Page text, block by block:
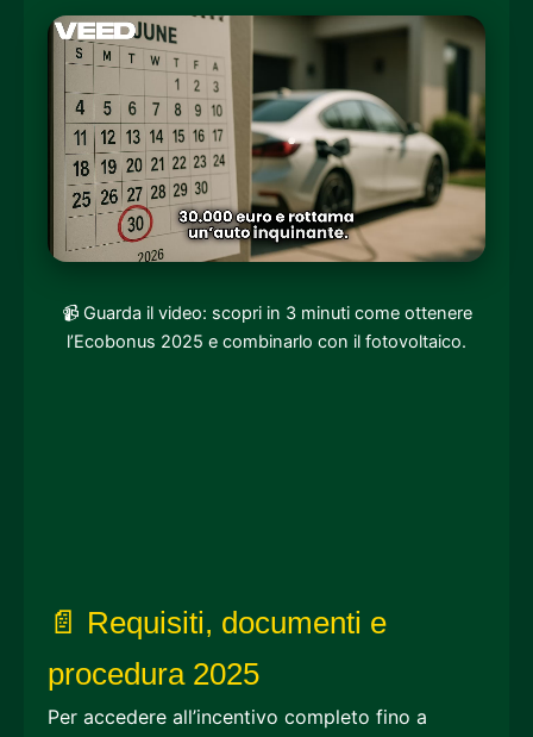
📹 Guarda il video: scopri in 3 minuti come ottenere
l’Ecobonus 2025 e combinarlo con il fotovoltaico.
📄 Requisiti, documenti e
procedura 2025
Per accedere all’incentivo completo fino a